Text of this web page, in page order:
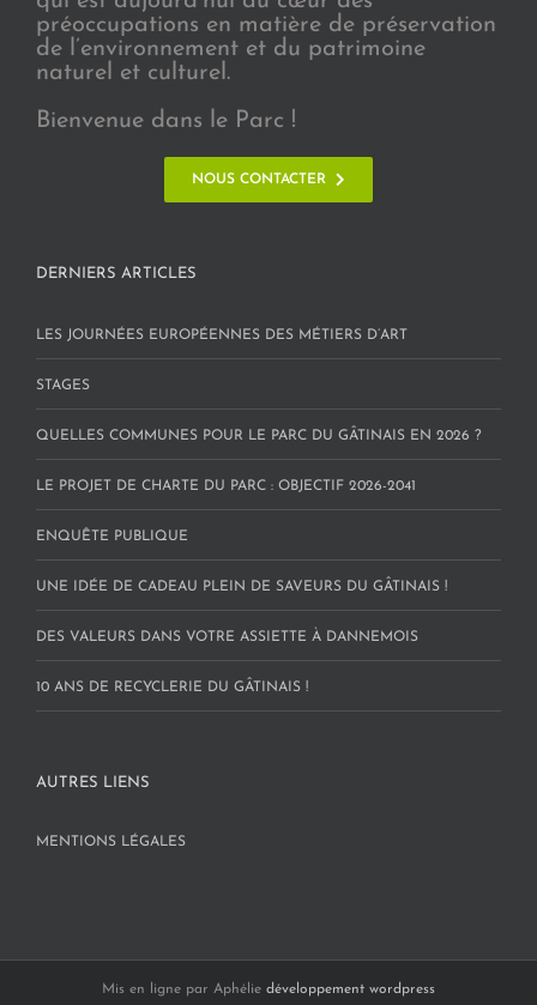
préoccupations en matière de préservation
de l’environnement et du patrimoine
naturel et culturel.
Bienvenue dans le Parc !
NOUS CONTACTER
DERNIERS ARTICLES
LES JOURNÉES EUROPÉENNES DES MÉTIERS D’ART
STAGES
QUELLES COMMUNES POUR LE PARC DU GÂTINAIS EN 2026 ?
LE PROJET DE CHARTE DU PARC : OBJECTIF 2026-2041
ENQUÊTE PUBLIQUE
UNE IDÉE DE CADEAU PLEIN DE SAVEURS DU GÂTINAIS !
DES VALEURS DANS VOTRE ASSIETTE À DANNEMOIS
10 ANS DE RECYCLERIE DU GÂTINAIS !
AUTRES LIENS
MENTIONS LÉGALES
Mis en ligne par Aphélie développement wordpress